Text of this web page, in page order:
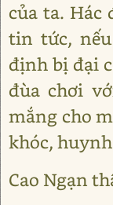
của ta. Hác
tin tức,
định bị đại
đùa chơi
mắng cho
khóc,
Cao Ngạn